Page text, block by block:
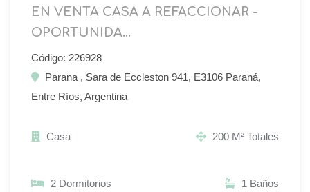
EN VENTA CASA A REFACCIONAR -
OPORTUNIDA...
Código: 226928
Parana , Sara de Eccleston 941, E3106 Paraná,
Entre Ríos, Argentina
Casa 200 M² Totales
2 Dormitorios 1 Baños